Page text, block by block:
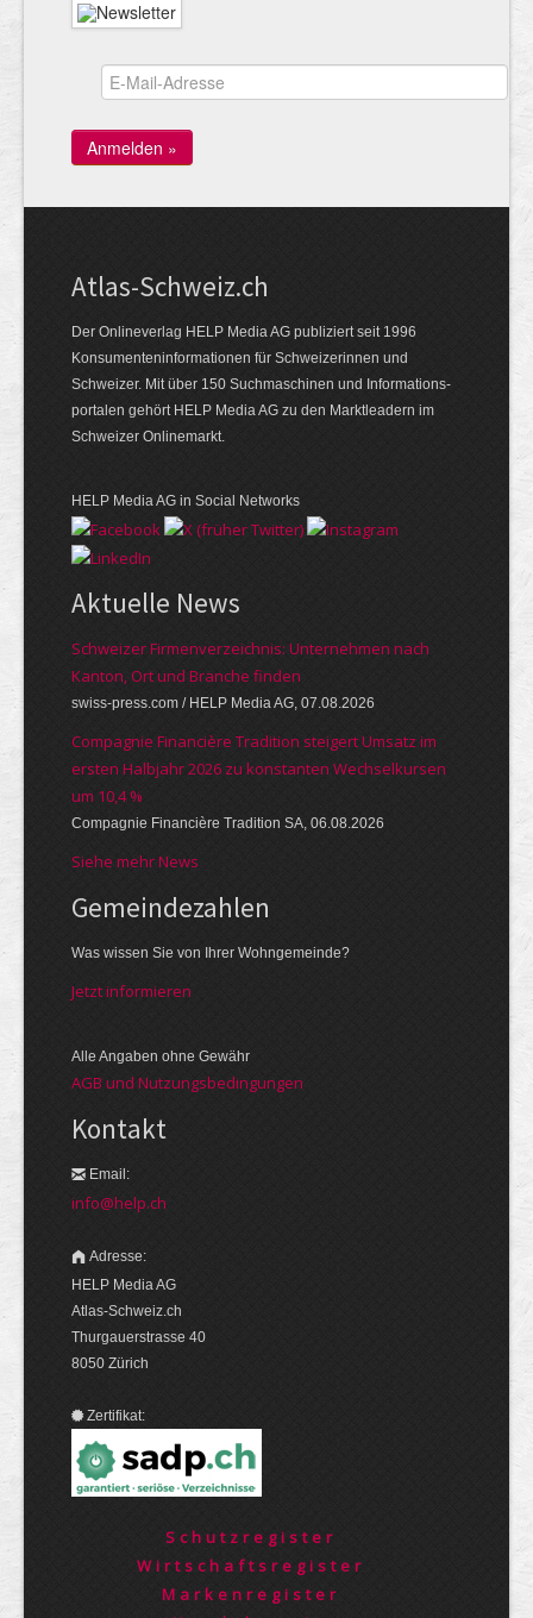
Atlas-Schweiz.ch
Der Onlineverlag HELP Media AG publiziert seit 1996
Konsumenten­infor­mationen für Schwei­zerinnen und
Schweizer. Mit über 150 Such­ma­schinen und Infor­mations­
portalen gehört HELP Media AG zu den Markt­leadern im
Schweizer Onlinemarkt.
HELP Media AG in Social Networks
Aktuelle News
Schweizer Firmenverzeichnis: Unternehmen nach
Kanton, Ort und Branche finden
swiss-press.com / HELP Media AG, 07.08.2026
Compagnie Financière Tradition steigert Umsatz im
ersten Halbjahr 2026 zu konstanten Wechselkursen
um 10,4 %
Compagnie Financière Tradition SA, 06.08.2026
Siehe mehr News
Gemeinde­zahlen
Was wissen Sie von Ihrer Wohngemeinde?
Jetzt informieren
Alle Angaben ohne Gewähr
AGB und Nutzungsbedingungen
Kontakt
Email:
info@help.ch
Adresse:
HELP Media AG
Atlas-Schweiz.ch
Thurgauerstrasse 40
8050 Zürich
Zertifikat:
Schutzregister
Wirtschaftsregister
Markenregister